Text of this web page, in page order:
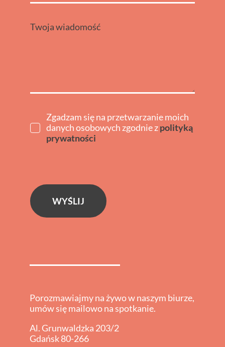
Twoja wiadomość
Zgadzam się na przetwarzanie moich
danych osobowych zgodnie zpolityką
prywatności
WYŚLIJ
Porozmawiajmy na żywo w naszym biurze,
umów się mailowo na spotkanie.
Al. Grunwaldzka 203/2
Gdańsk 80-266